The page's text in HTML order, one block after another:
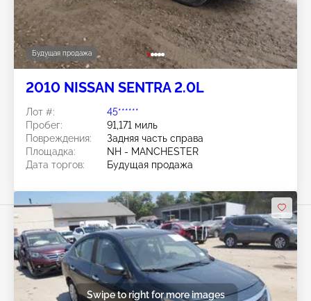
Будущая продажа
2010 NISSAN SENTRA 2.0L
Лот #:
45******
Пробег:
91,171 миль
Повреждения:
Задняя часть справа
Площадка:
NH - MANCHESTER
Дата торгов:
Будущая продажа
Swipe to right for more images